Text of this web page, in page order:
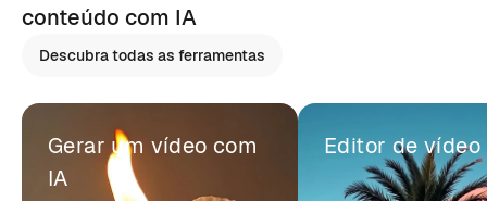
conteúdo com IA
Descubra todas as ferramentas
Gerar um vídeo com
IA
Editor de vídeo